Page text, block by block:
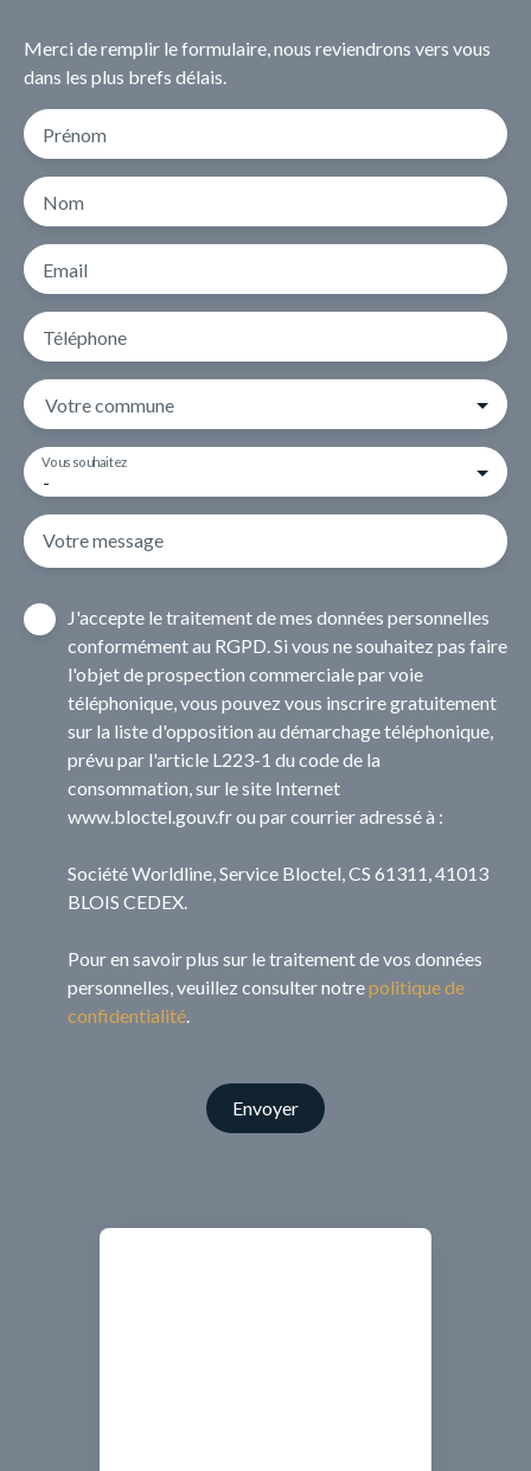
Merci de remplir le formulaire, nous reviendrons vers vous
dans les plus brefs délais.
Prénom
Nom
Email
Téléphone
Votre commune
-
Vous souhaitez
Votre message
J'accepte le traitement de mes données personnelles
conformément au RGPD. Si vous ne souhaitez pas faire
l'objet de prospection commerciale par voie
téléphonique, vous pouvez vous inscrire gratuitement
sur la liste d'opposition au démarchage téléphonique,
prévu par l'article L223-1 du code de la
consommation, sur le site Internet
www.bloctel.gouv.fr ou par courrier adressé à :
Société Worldline, Service Bloctel, CS 61311, 41013
BLOIS CEDEX.
Pour en savoir plus sur le traitement de vos données
personnelles, veuillez consulter notrepolitique de
confidentialité.
Envoyer